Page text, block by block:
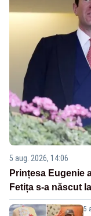
5 aug. 2026, 14:06
Prințesa Eugenie
Fetița s-a născut
5